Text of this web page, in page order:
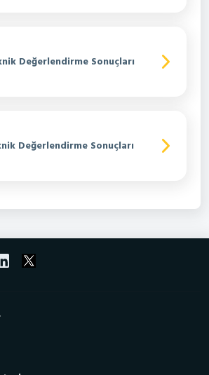
Değerlendirme Sonuçları
Değerlendirme Sonuçları